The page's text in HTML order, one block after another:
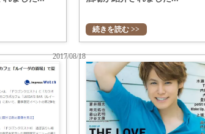
続きを読む >>
2017/08/18